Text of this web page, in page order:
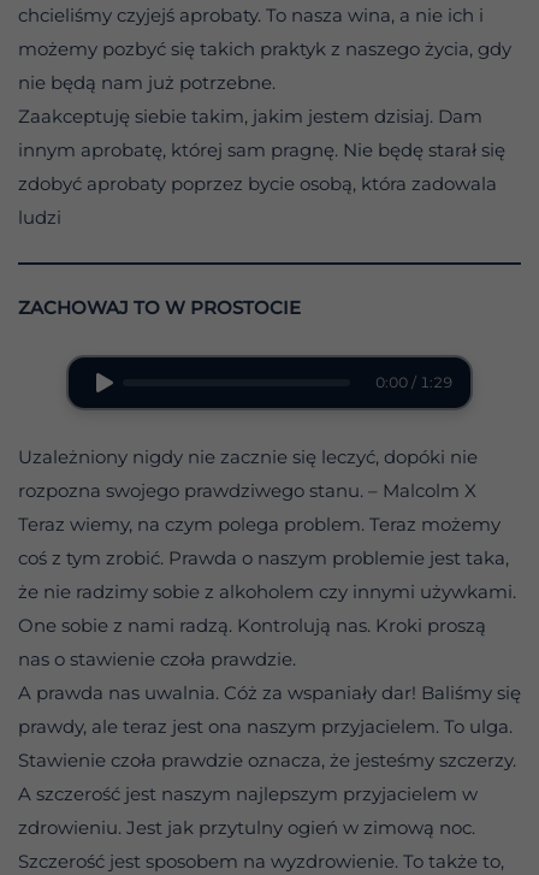
chcieliśmy czyjejś aprobaty. To nasza wina, a nie ich i
możemy pozbyć się takich praktyk z naszego życia, gdy
nie będą nam już potrzebne.
Zaakceptuję siebie takim, jakim jestem dzisiaj. Dam
innym aprobatę, której sam pragnę. Nie będę starał się
zdobyć aprobaty poprzez bycie osobą, która zadowala
ludzi
ZACHOWAJ TO W PROSTOCIE
0:00 / 1:29
Uzależniony nigdy nie zacznie się leczyć, dopóki nie
rozpozna swojego prawdziwego stanu. – Malcolm X
Teraz wiemy, na czym polega problem. Teraz możemy
coś z tym zrobić. Prawda o naszym problemie jest taka,
że nie radzimy sobie z alkoholem czy innymi używkami.
One sobie z nami radzą. Kontrolują nas. Kroki proszą
nas o stawienie czoła prawdzie.
A prawda nas uwalnia. Cóż za wspaniały dar! Baliśmy się
prawdy, ale teraz jest ona naszym przyjacielem. To ulga.
Stawienie czoła prawdzie oznacza, że jesteśmy szczerzy.
A szczerość jest naszym najlepszym przyjacielem w
zdrowieniu. Jest jak przytulny ogień w zimową noc.
Szczerość jest sposobem na wyzdrowienie. To także to,